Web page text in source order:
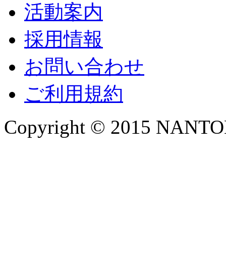
活動案内
採用情報
お問い合わせ
ご利用規約
Copyright © 2015